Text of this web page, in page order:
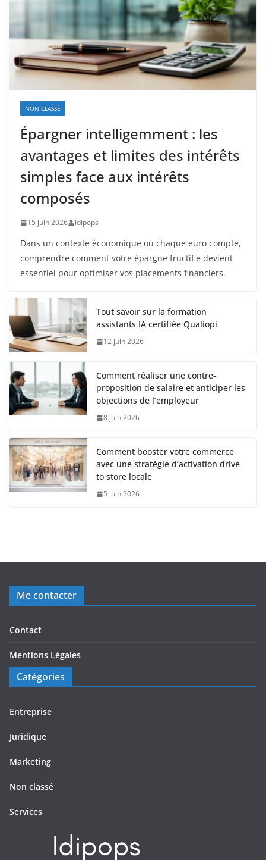
NON CLASSÉ
Épargner intelligemment : les
avantages et limites des intérêts
simples face aux intérêts
composés
15 juin 2026 idipops
Dans un contexte économique où chaque euro compte,
comprendre comment votre épargne fructifie devient
essentiel pour optimiser vos placements financiers.
Tout savoir sur la formation
assistants IA certifiée Qualiopi
12 juin 2026
Comment réaliser une contre-
proposition de salaire et anticiper les
objections de l’employeur
8 juin 2026
Comment booster votre commerce
avec une stratégie d’activation drive
to store locale
5 juin 2026
Me contacter
Contact
Mentions Légales
Catégories
Entreprise
Juridique
Marketing
Non classé
Services